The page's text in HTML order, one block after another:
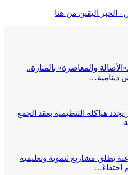
الخبر اليقين من هنا
والمعاصرة» بالمنارة..
دينامية…
يجدد هياكله التنظيمية بعقد الجمع
يطلق مشاريع تنموية وتعليمية